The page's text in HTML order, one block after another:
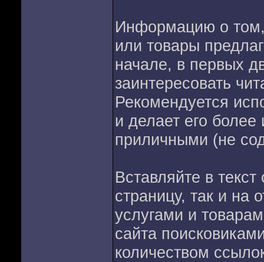
Информацию о том,
или товары
начале, в первых
заинтересовать
Рекомендуется
и делает его
приличными (не
Вставляйте в
страницу, так и на
услугами и
сайта
количеством